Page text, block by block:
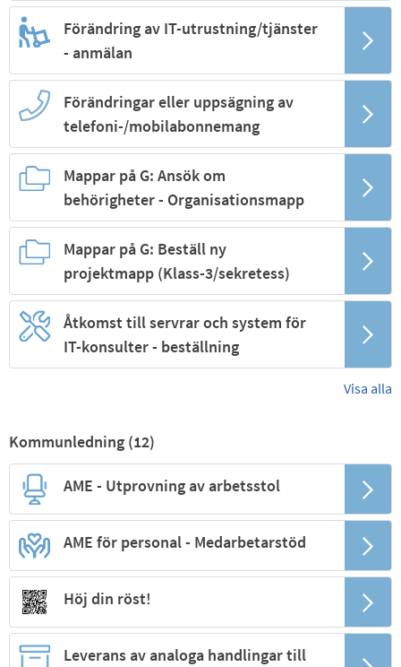
Förändring av IT-utrustning/tjänster
- anmälan
Förändringar eller uppsägning av
telefoni-/mobilabonnemang
Mappar på G: Ansök om
behörigheter - Organisationsmapp
Mappar på G: Beställ ny
projektmapp (Klass-3/sekretess)
Åtkomst till servrar och system för
IT-konsulter - beställning
Visa alla
Kommunledning (12)
AME - Utprovning av arbetsstol
AME för personal - Medarbetarstöd
Höj din röst!
Leverans av analoga handlingar till